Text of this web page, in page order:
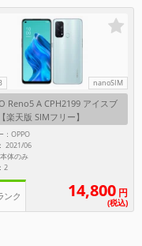
nanoSIM
Reno5 A CPH2199 アイスブ
楽天版 SIMフリー】
：OPPO
2021/06
体のみ
2
ンク 14,800 円
(税込)